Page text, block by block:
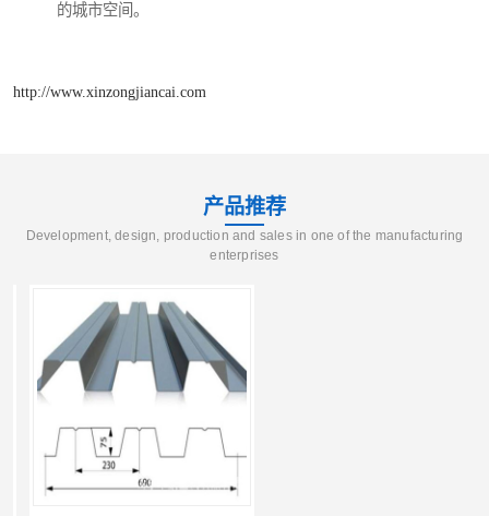
的城市空间。
http://www.xinzongjiancai.com
产品推荐
Development, design, production and sales in one of the manufacturing
enterprises